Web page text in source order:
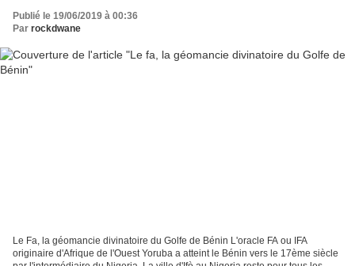
Publié le 19/06/2019 à 00:36
Par rockdwane
Le Fa, la géomancie divinatoire du Golfe de Bénin L'oracle FA ou IFA
originaire d'Afrique de l'Ouest Yoruba a atteint le Bénin vers le 17ème siècle